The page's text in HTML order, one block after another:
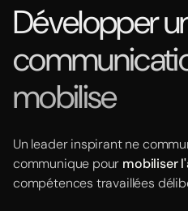
Développer
mobilise
Un leader inspirant ne
communique pour mobiliser
compétences travaillées